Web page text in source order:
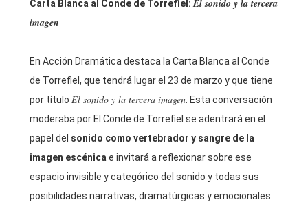
Carta Blanca al Conde de Torrefiel: El sonido y la tercera
imagen
En Acción Dramática destaca la Carta Blanca al Conde
de Torrefiel, que tendrá lugar el 23 de marzo y que tiene
por título El sonido y la tercera imagen. Esta conversación
moderaba por El Conde de Torrefiel se adentrará en el
papel del sonido como vertebrador y sangre de la
imagen escénica e invitará a reflexionar sobre ese
espacio invisible y categórico del sonido y todas sus
posibilidades narrativas, dramatúrgicas y emocionales.